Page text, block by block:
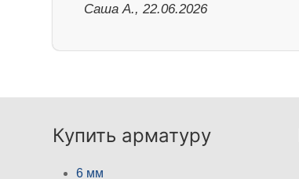
Саша А., 22.06.2026
Купить арматуру
6 мм